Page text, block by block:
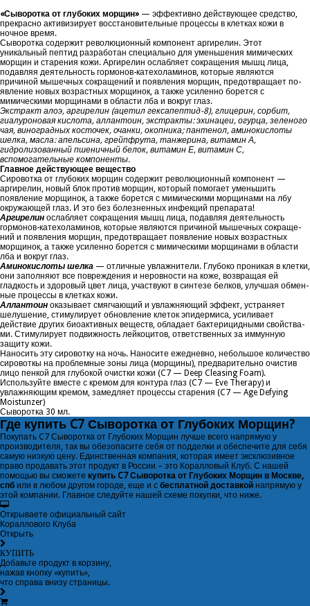
«Сыворотка от глубоких морщин» — эффек­тивно действующее средство,
прекрасно ак­тивизирует восстановительные процессы в клетках кожи в
ночное время.
Сыворотка содержит революционный компо­нент аргирелин. Этот
уникальный пептид раз­работан специально для уменьшения мими­ческих
морщин и старения кожи. Аргирелин ослабляет сокращения мышц лица,
подавляя деятельность гормонов-катехоламинов, кото­рые являются
причиной мышечных сокраще­ний и появления морщин, предотвращает по­
явление новых возрастных морщинок, а также усиленно борется с
мимическими морщинами в области лба и вокруг глаз.
Экстракт алоэ, аргирелин (ацетил гексапептид-8), глицерин, сорбит,
гиалуроновая кислота, аллантоин, экстракты: эхинацеи, огурца, зеленого
чая, виноградных косточек, очанки, окопника; пантенол, аминокислоты
шелка, масла: апельсина, грейпфрута, танжерина, витамин А,
гидролизованный пшеничный белок, витамин Е, витамин С,
вспомогательные компоненты.
Главное действующее вещество
Сировотка от глубоких морщин содержит революционный компонент —
аргирелин, новый блок против морщин, который помогает уменьшить
появление морщинок, а также борется с мимическими морщинами на лбу
окружающей глаз. И это без болезненных инфекций препарата!
Аргирелин ослабляет сокращения мышц лица, подавляя деятельность
гормонов-катехоламинов, кото­рые являются причиной мышечных сокраще­
ний и появления морщин, предотвращает по­явление новых возрастных
морщинок, а также усиленно борется с мимическими морщинами в области
лба и вокруг глаз.
Аминокислоты шелка — отличные увлажните­ли. Глубоко проникая в клетки,
они заполняют все повреждения и неровности на коже, воз­вращая ей
гладкость и здоровый цвет лица, участвуют в синтезе белков, улучшая обмен­
ные процессы в клетках кожи.
Аллантоин оказывает смягчающий и увлаж­няющий эффект, устраняет
шелушение, сти­мулирует обновление клеток эпидермиса, усиливает
действие других биоактивных ве­ществ, обладает бактерицидными свойства­
ми. Стимулирует подвижность лейкоцитов, от­ветственных за иммунную
защиту кожи.
Наносить эту сировотку на ночь. Наносите ежедневно, небольшое количество
сировоткы на проблемные зоны лица (морщины), предварительно очистив
лицо пенкой для глубокой очистки кожи (C7 — Deep Cleasing Foam).
Используйте вместе с кремом для контура глаз (C7 — Eve Therapy) и
увлажняющим кремом, замедляет процессы старения (C7 — Age Defying
Moistunzer)
Сыворотка 30 мл.
Где купить C7 Сыворотка от Глубоких Морщин?
Покупать C7 Сыворотка от Глубоких Морщин лучше всего напрямую у
производителя, так вы обезопасите себя от подделки и обеспечите для себя
самую низкую цену. Единственная компания, которая имеет эксклюзивное
право продавать этот продукт в России – это Коралловый Клуб. С нашей
помощью вы сможете купить C7 Сыворотка от Глубоких Морщин в Москве,
спб или в любом другом городе, еще и с бесплатной доставкой напрямую у
этой компании. Главное следуйте нашей схеме покупки, что ниже.
Открываете официальный сайт
Кораллового Клуба
Открыть
КУПИТЬ
Добавьте продукт в корзину,
нажав кнопку «купить»,
что справа внизу страницы.